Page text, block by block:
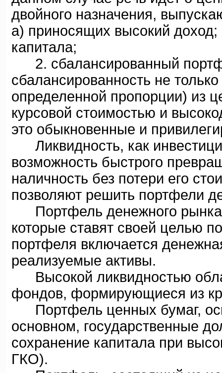
двойного назначения,
а) приносящих высокий
капитала;
2. сбалансированный
сбалансированность не
определенной пропорции) из
курсовой стоимостью и
это обыкновенные и
Ликвидность, как
возможность быстрого
наличность без потери его
позволяют решить портфели
Портфель денежного рынка
которые ставят своей целью
портфеля включается
реализуемые активы.
Высокой ликвидностью
фондов, формирующиеся из
Портфель ценных бумаг,
основном, государственные
сохранение капитала при
ГКО).